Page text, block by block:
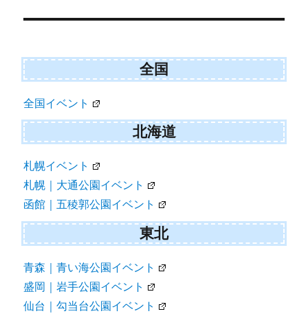
稿
ビ
ゲ
ー
シ
ョ
ン
全国
全国イベント
北海道
札幌イベント
札幌｜大通公園イベント
函館｜五稜郭公園イベント
東北
青森｜青い海公園イベント
盛岡｜岩手公園イベント
仙台｜勾当台公園イベント